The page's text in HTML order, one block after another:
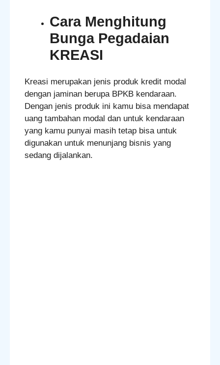
Cara Menghitung
Bunga Pegadaian
KREASI
Kreasi merupakan jenis produk kredit modal
dengan jaminan berupa BPKB kendaraan.
Dengan jenis produk ini kamu bisa mendapat
uang tambahan modal dan untuk kendaraan
yang kamu punyai masih tetap bisa untuk
digunakan untuk menunjang bisnis yang
sedang dijalankan.